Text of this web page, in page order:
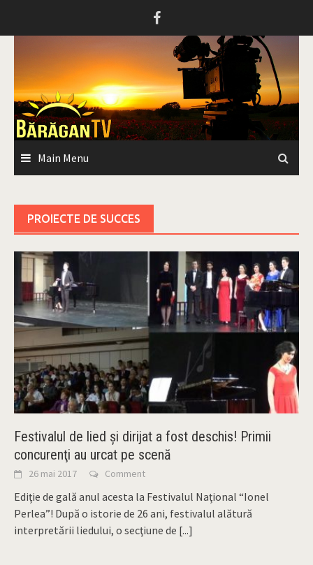
Main Menu
PROIECTE DE SUCCES
Festivalul de lied şi dirijat a fost deschis! Primii
concurenţi au urcat pe scenă
26 mai 2017 Comment
Ediţie de gală anul acesta la Festivalul Naţional “Ionel
Perlea”! După o istorie de 26 ani, festivalul alătură
interpretării liedului, o secţiune de [...]